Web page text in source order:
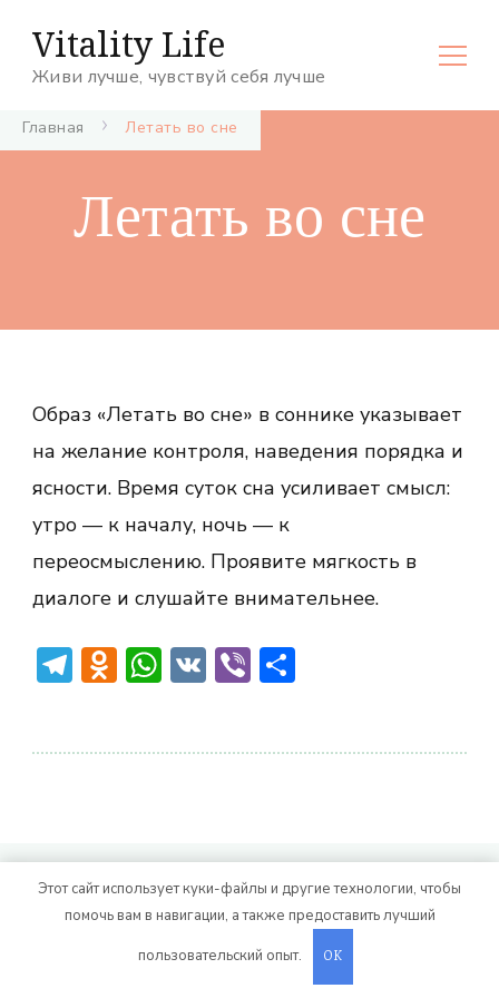
Vitality Life
Живи лучше, чувствуй себя лучше
Главная Летать во сне
Летать во сне
Образ «Летать во сне» в соннике указывает
на желание контроля, наведения порядка и
ясности. Время суток сна усиливает смысл:
утро — к началу, ночь — к
переосмыслению. Проявите мягкость в
диалоге и слушайте внимательнее.
Telegram
Odnoklassniki
WhatsApp
VKViber
© Авторское право 2026 Vitality Life. Все права
защищены.CoachPress Lite | от автора
Blossom Themes. На платформеWordPress
Этот сайт использует куки-файлы и другие технологии, чтобы
помочь вам в навигации, а также предоставить лучший
пользовательский опыт.
OK